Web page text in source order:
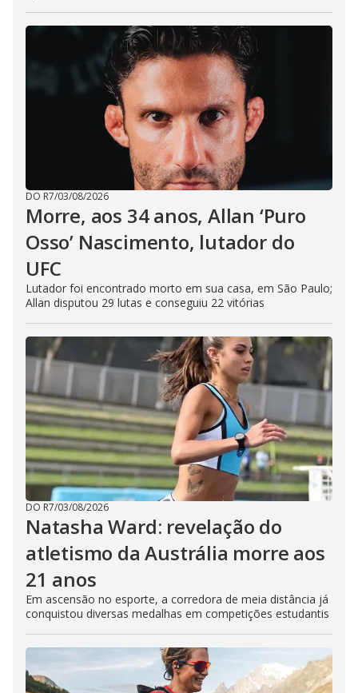
DO R7/03/08/2026
Morre, aos 34 anos, Allan ‘Puro
Osso’ Nascimento, lutador do
UFC
Lutador foi encontrado morto em sua casa, em São Paulo;
Allan disputou 29 lutas e conseguiu 22 vitórias
DO R7/03/08/2026
Natasha Ward: revelação do
atletismo da Austrália morre aos
21 anos
Em ascensão no esporte, a corredora de meia distância já
conquistou diversas medalhas em competições estudantis